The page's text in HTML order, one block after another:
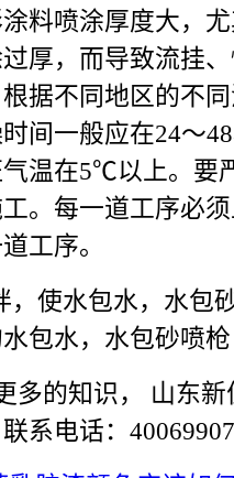
料喷涂厚度大，
厚，而导致流挂
据不同地区的不
间一般应在24～
温在5℃以上。要
。每一道工序必
工序。
使水包水，水包
包水，水包砂喷
的知识， 山东新
系电话：